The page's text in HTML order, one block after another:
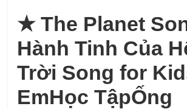
★ The Planet
Hành Tinh Của
Trời Song for
EmHọc TậpỐng